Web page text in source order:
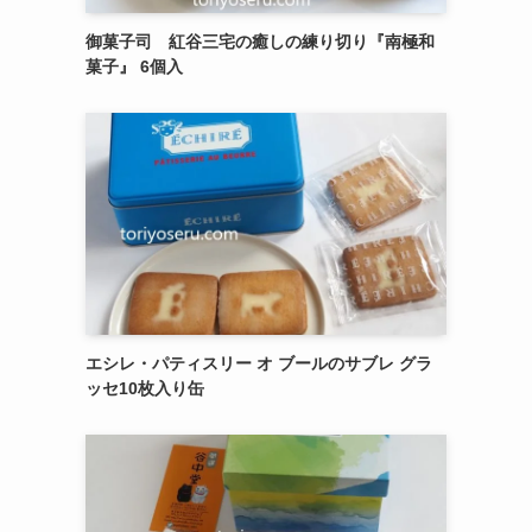
御菓子司 紅谷三宅の癒しの練り切り『南極和
菓子』 6個入
エシレ・パティスリー オ ブールのサブレ グラ
ッセ10枚入り缶